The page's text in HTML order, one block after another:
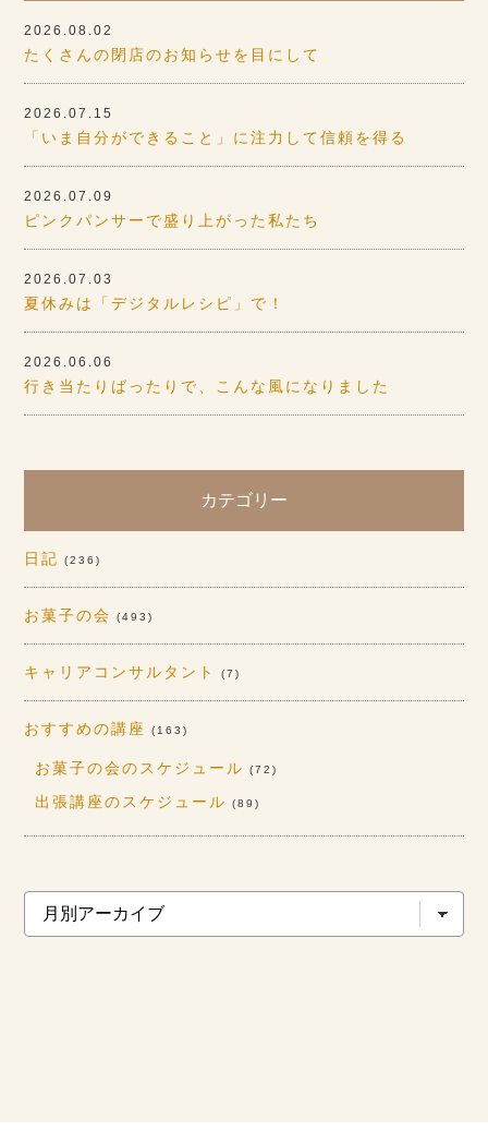
2026.08.02
たくさんの閉店のお知らせを目にして
2026.07.15
「いま自分ができること」に注力して信頼を得る
2026.07.09
ピンクパンサーで盛り上がった私たち
2026.07.03
夏休みは「デジタルレシピ」で！
2026.06.06
行き当たりばったりで、こんな風になりました
カテゴリー
日記 (236)
お菓子の会 (493)
キャリアコンサルタント (7)
おすすめの講座 (163)
お菓子の会のスケジュール (72)
出張講座のスケジュール (89)